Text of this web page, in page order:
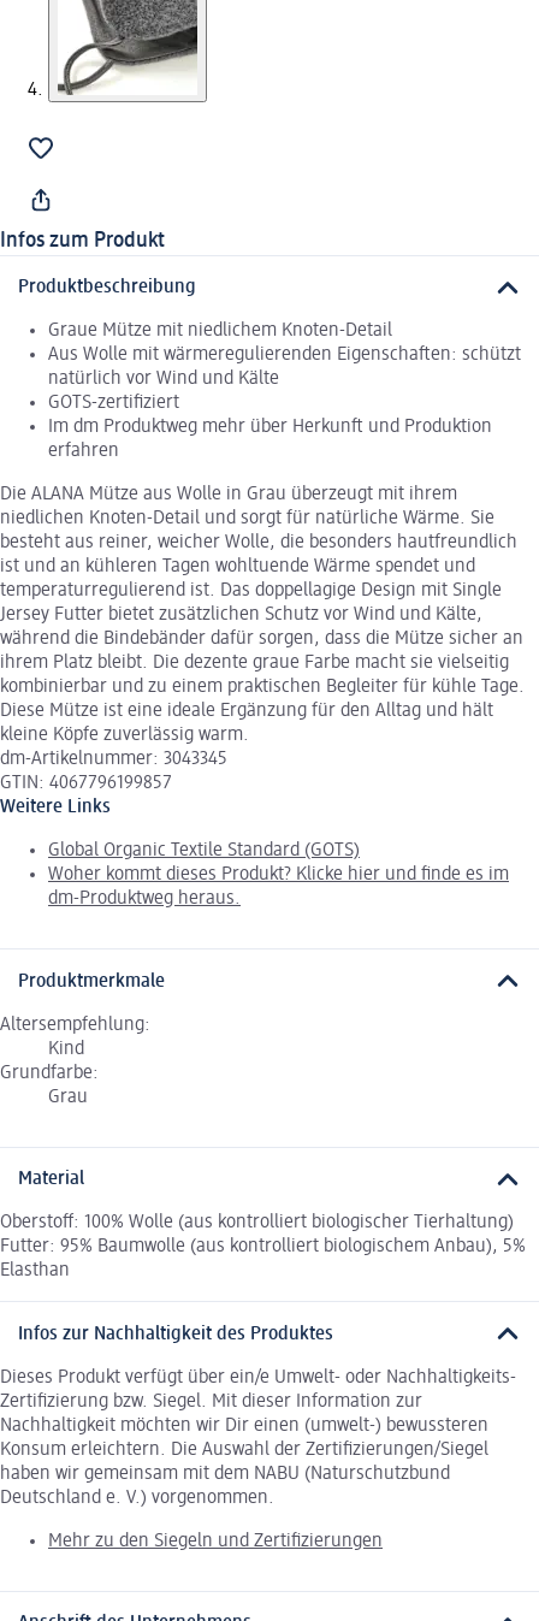
Infos zum Produkt
Produktbeschreibung
Graue Mütze mit niedlichem Knoten-Detail
Aus Wolle mit wärmeregulierenden Eigenschaften: schützt
natürlich vor Wind und Kälte
GOTS-zertifiziert
Im dm Produktweg mehr über Herkunft und Produktion
erfahren
Die ALANA Mütze aus Wolle in Grau überzeugt mit ihrem
niedlichen Knoten-Detail und sorgt für natürliche Wärme. Sie
besteht aus reiner, weicher Wolle, die besonders hautfreundlich
ist und an kühleren Tagen wohltuende Wärme spendet und
temperaturregulierend ist. Das doppellagige Design mit Single
Jersey Futter bietet zusätzlichen Schutz vor Wind und Kälte,
während die Bindebänder dafür sorgen, dass die Mütze sicher an
ihrem Platz bleibt. Die dezente graue Farbe macht sie vielseitig
kombinierbar und zu einem praktischen Begleiter für kühle Tage.
Diese Mütze ist eine ideale Ergänzung für den Alltag und hält
kleine Köpfe zuverlässig warm.
dm-Artikelnummer: 3043345
GTIN: 4067796199857
Weitere Links
Global Organic Textile Standard (GOTS)
Woher kommt dieses Produkt? Klicke hier und finde es im
dm-Produktweg heraus.
Produktmerkmale
Altersempfehlung:
Kind
Grundfarbe:
Grau
Material
Oberstoff: 100% Wolle (aus kontrolliert biologischer Tierhaltung)
Futter: 95% Baumwolle (aus kontrolliert biologischem Anbau), 5%
Elasthan
Infos zur Nachhaltigkeit des Produktes
Dieses Produkt verfügt über ein/e Umwelt- oder Nachhaltigkeits-
Zertifizierung bzw. Siegel. Mit dieser Information zur
Nachhaltigkeit möchten wir Dir einen (umwelt-) bewussteren
Konsum erleichtern. Die Auswahl der Zertifizierungen/Siegel
haben wir gemeinsam mit dem NABU (Naturschutzbund
Deutschland e. V.) vorgenommen.
Mehr zu den Siegeln und Zertifizierungen